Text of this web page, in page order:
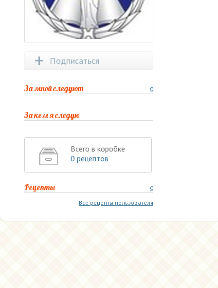
Подписаться
0
За мной следуют
За кем я следую
Всего в коробке
0 рецептов
0
Рецепты
Все рецепты пользователя